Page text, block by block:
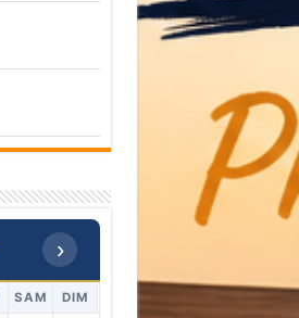
›
SAM DIM